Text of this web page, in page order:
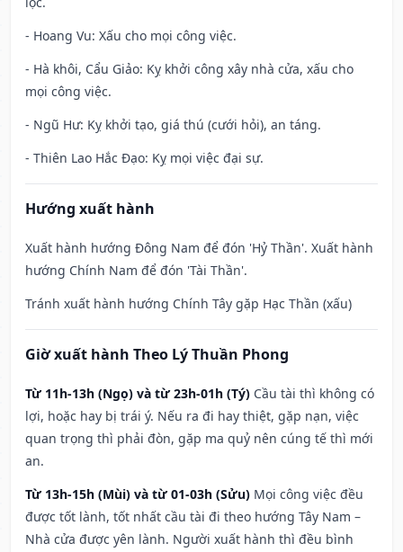
- Hoang Vu: Xấu cho mọi công việc.
- Hà khôi, Cẩu Giảo: Kỵ khởi công xây nhà cửa, xấu cho
mọi công việc.
- Ngũ Hư: Kỵ khởi tạo, giá thú (cưới hỏi), an táng.
- Thiên Lao Hắc Đạo: Kỵ mọi việc đại sự.
Hướng xuất hành
Xuất hành hướng Đông Nam để đón 'Hỷ Thần'. Xuất hành
hướng Chính Nam để đón 'Tài Thần'.
Tránh xuất hành hướng Chính Tây gặp Hạc Thần (xấu)
Giờ xuất hành Theo Lý Thuần Phong
Từ 11h-13h (Ngọ) và từ 23h-01h (Tý) Cầu tài thì không có
lợi, hoặc hay bị trái ý. Nếu ra đi hay thiệt, gặp nạn, việc
quan trọng thì phải đòn, gặp ma quỷ nên cúng tế thì mới
an.
Từ 13h-15h (Mùi) và từ 01-03h (Sửu) Mọi công việc đều
được tốt lành, tốt nhất cầu tài đi theo hướng Tây Nam –
Nhà cửa được yên lành. Người xuất hành thì đều bình